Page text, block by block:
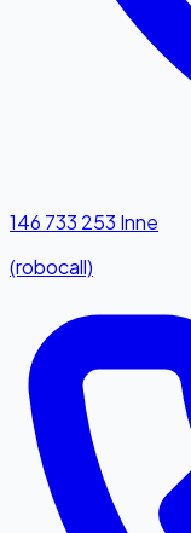
146 733 253 Inne
(robocall)